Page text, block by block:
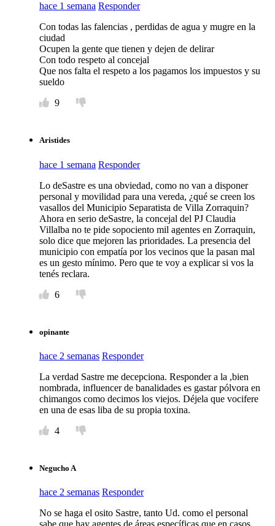
hace 1 semana Responder
Con todas las falencias , perdidas de agua y mugre en la
ciudad
Ocupen la gente que tienen y dejen de delirar
Con todo respeto al concejal
Que nos falta el respeto a los pagamos los impuestos y su
sueldo
9
Aristides
hace 1 semana Responder
Lo deSastre es una obviedad, como no van a disponer
personal y movilidad para una vereda, ¿qué se creen los
vasallos del Municipio Separatista de Villa Zorraquin?
Ahora en serio deSastre, la concejal del PJ Claudia
Villalba no te pide sopociento mil agentes en Zorraquin,
solo dice que mejoren las prioridades. La presencia del
municipio con empatía por los vecinos que la pasan mal
es un gesto mínimo. Pero que te voy a explicar si vos la
tenés reclara.
6
opinante
hace 2 semanas Responder
La verdad Sastre me decepciona. Responder a la ,bien
nombrada, influencer de banalidades es gastar pólvora en
chimangos como decimos los viejos. Déjela que vocifere
en una de esas liba de su propia toxina.
4
Negucho A
hace 2 semanas Responder
No se haga el osito Sastre, tanto Ud. como el personal